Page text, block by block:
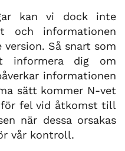
kan vi dock inte
och informationen
Så snart som
informera dig om
informationen
sätt kommer N-vet
för fel vid åtkomst till
när dessa orsakas
vår kontroll.